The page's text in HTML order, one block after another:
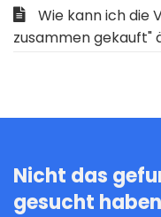
Wie kann ich die
zusammen gekauft"
Nicht das
gesucht